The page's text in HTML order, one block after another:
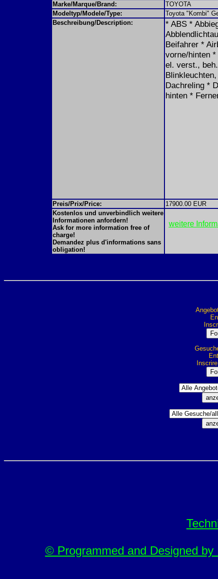
Marke/Marque/Brand:
TOYOTA
Modeltyp/Modele/Type:
Toyota "Kombi"
Beschreibung/Description:
* ABS *
Beifahrer *
vorne/hinten
el. verst.,
Dachreling *
hinten *
Preis/Prix/Price:
17900.00 EUR
Kostenlos und unverbindlich weitere
Informationen anfordern!
Ask for more information free of
charge!
Demandez plus d'informations sans
obligation!
weitere
© Programmed and Designed